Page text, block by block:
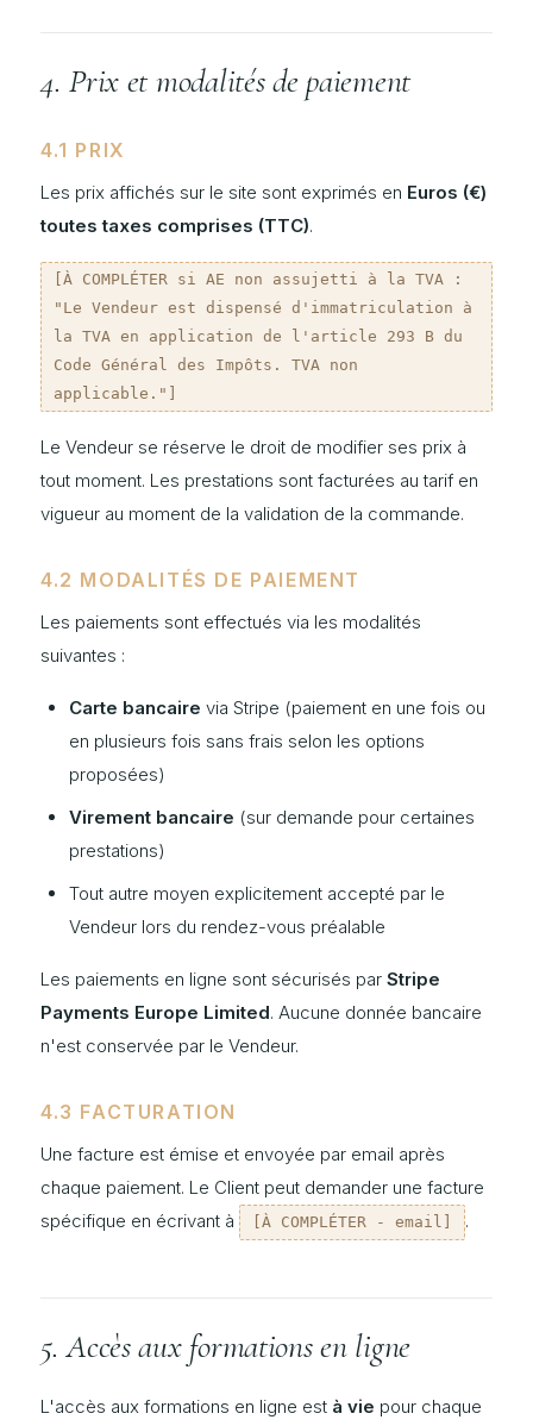
4. Prix et modalités de paiement
4.1 PRIX
Les prix affichés sur le site sont exprimés en Euros (€)
toutes taxes comprises (TTC).
[À COMPLÉTER si AE non assujetti à la TVA :
"Le Vendeur est dispensé d'immatriculation à
la TVA en application de l'article 293 B du
Code Général des Impôts. TVA non
applicable."]
Le Vendeur se réserve le droit de modifier ses prix à
tout moment. Les prestations sont facturées au tarif en
vigueur au moment de la validation de la commande.
4.2 MODALITÉS DE PAIEMENT
Les paiements sont effectués via les modalités
suivantes :
Carte bancaire via Stripe (paiement en une fois ou
en plusieurs fois sans frais selon les options
proposées)
Virement bancaire (sur demande pour certaines
prestations)
Tout autre moyen explicitement accepté par le
Vendeur lors du rendez-vous préalable
Les paiements en ligne sont sécurisés par Stripe
Payments Europe Limited. Aucune donnée bancaire
n'est conservée par le Vendeur.
4.3 FACTURATION
Une facture est émise et envoyée par email après
chaque paiement. Le Client peut demander une facture
spécifique en écrivant à
[À COMPLÉTER - email] .
5. Accès aux formations en ligne
L'accès aux formations en ligne est à vie pour chaque